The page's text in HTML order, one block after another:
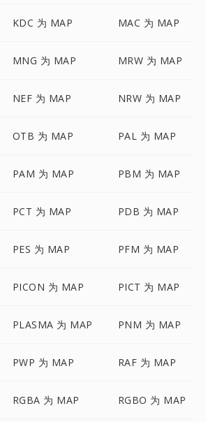
KDC 为 MAP MAC 为 MAP
MNG 为 MAP MRW 为 MAP
NEF 为 MAP NRW 为 MAP
OTB 为 MAP PAL 为 MAP
PAM 为 MAP PBM 为 MAP
PCT 为 MAP PDB 为 MAP
PES 为 MAP PFM 为 MAP
PICON 为 MAP PICT 为 MAP
PLASMA 为 MAP PNM 为 MAP
PWP 为 MAP RAF 为 MAP
RGBA 为 MAP RGBO 为 MAP